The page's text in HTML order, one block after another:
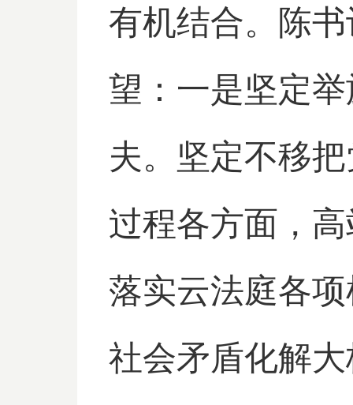
有机结合。陈
望：一是坚定
夫。坚定不移
过程各方面，
落实云法庭各
社会矛盾化解